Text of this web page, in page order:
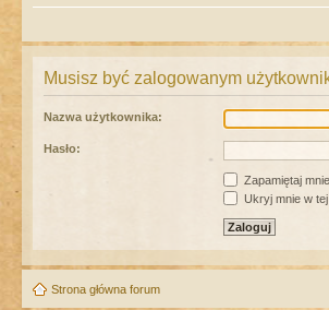
Musisz być zalogowanym
Nazwa użytkownika:
Hasło:
Zapamiętaj mnie
Ukryj mnie w
Strona główna forum